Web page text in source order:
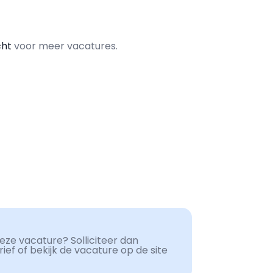
voor meer vacatures.
vacature? Solliciteer dan
of bekijk de vacature op de site